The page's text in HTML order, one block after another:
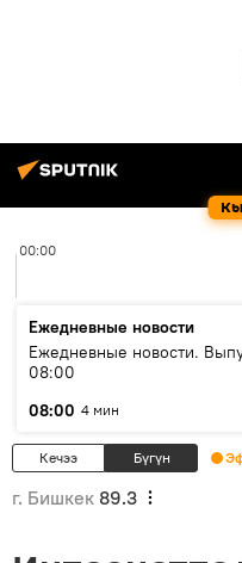
00:00
Ежедневные новости
Ежедневные новости.
08:00
08:00 4 мин
Кечээ Бүгүн
г. Бишкек 89.3